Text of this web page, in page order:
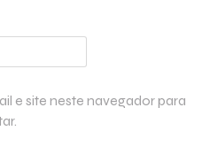
e site neste navegador para